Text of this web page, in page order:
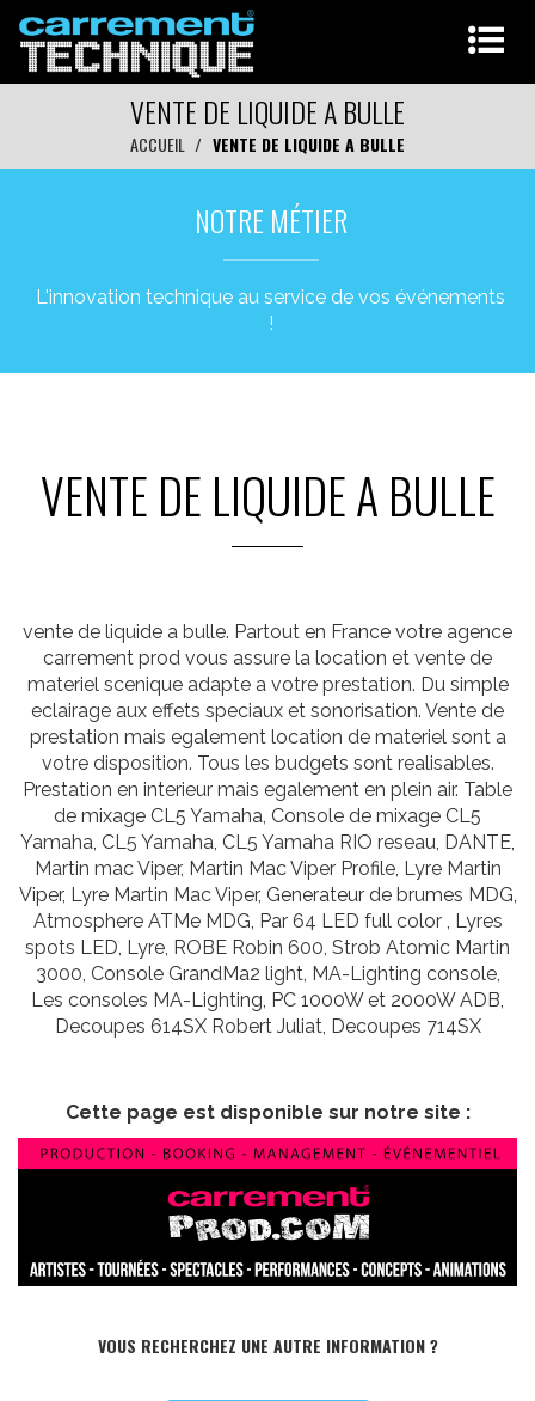
VENTE DE LIQUIDE A BULLE
ACCUEIL VENTE DE LIQUIDE A BULLE
NOTRE MÉTIER
L'innovation technique au service de vos événements
!
VENTE DE LIQUIDE A BULLE
vente de liquide a bulle. Partout en France votre agence
carrement prod vous assure la location et vente de
materiel scenique adapte a votre prestation. Du simple
eclairage aux effets speciaux et sonorisation. Vente de
prestation mais egalement location de materiel sont a
votre disposition. Tous les budgets sont realisables.
Prestation en interieur mais egalement en plein air. Table
de mixage CL5 Yamaha, Console de mixage CL5
Yamaha, CL5 Yamaha, CL5 Yamaha RIO reseau, DANTE,
Martin mac Viper, Martin Mac Viper Profile, Lyre Martin
Viper, Lyre Martin Mac Viper, Generateur de brumes MDG,
Atmosphere ATMe MDG, Par 64 LED full color , Lyres
spots LED, Lyre, ROBE Robin 600, Strob Atomic Martin
3000, Console GrandMa2 light, MA-Lighting console,
Les consoles MA-Lighting, PC 1000W et 2000W ADB,
Decoupes 614SX Robert Juliat, Decoupes 714SX
Cette page est disponible sur notre site :
VOUS RECHERCHEZ UNE AUTRE INFORMATION ?